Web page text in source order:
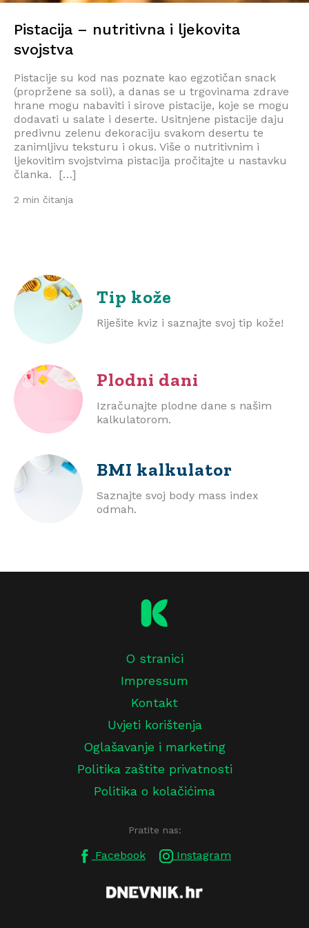
Pistacija – nutritivna i ljekovita
svojstva
Pistacije su kod nas poznate kao egzotičan snack
(propržene sa soli), a danas se u trgovinama zdrave
hrane mogu nabaviti i sirove pistacije, koje se mogu
dodavati u salate i deserte. Usitnjene pistacije daju
predivnu zelenu dekoraciju svakom desertu te
zanimljivu teksturu i okus. Više o nutritivnim i
ljekovitim svojstvima pistacija pročitajte u nastavku
članka. […]
2 min čitanja
Tip kože
Riješite kviz i saznajte svoj tip kože!
Plodni dani
Izračunajte plodne dane s našim
kalkulatorom.
BMI kalkulator
Saznajte svoj body mass index
odmah.
O stranici
Impressum
Kontakt
Uvjeti korištenja
Oglašavanje i marketing
Politika zaštite privatnosti
Politika o kolačićima
Pratite nas:
Facebook Instagram